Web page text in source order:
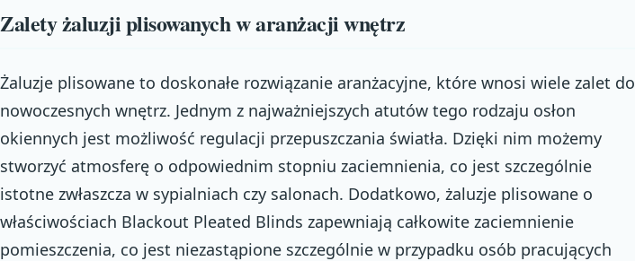
Zalety żaluzji plisowanych w aranżacji wnętrz
Żaluzje plisowane to doskonałe rozwiązanie aranżacyjne, które wnosi wiele zalet do
nowoczesnych wnętrz. Jednym z najważniejszych atutów tego rodzaju osłon
okiennych jest możliwość regulacji przepuszczania światła. Dzięki nim możemy
stworzyć atmosferę o odpowiednim stopniu zaciemnienia, co jest szczególnie
istotne zwłaszcza w sypialniach czy salonach. Dodatkowo, żaluzje plisowane o
właściwościach Blackout Pleated Blinds zapewniają całkowite zaciemnienie
pomieszczenia, co jest niezastąpione szczególnie w przypadku osób pracujących